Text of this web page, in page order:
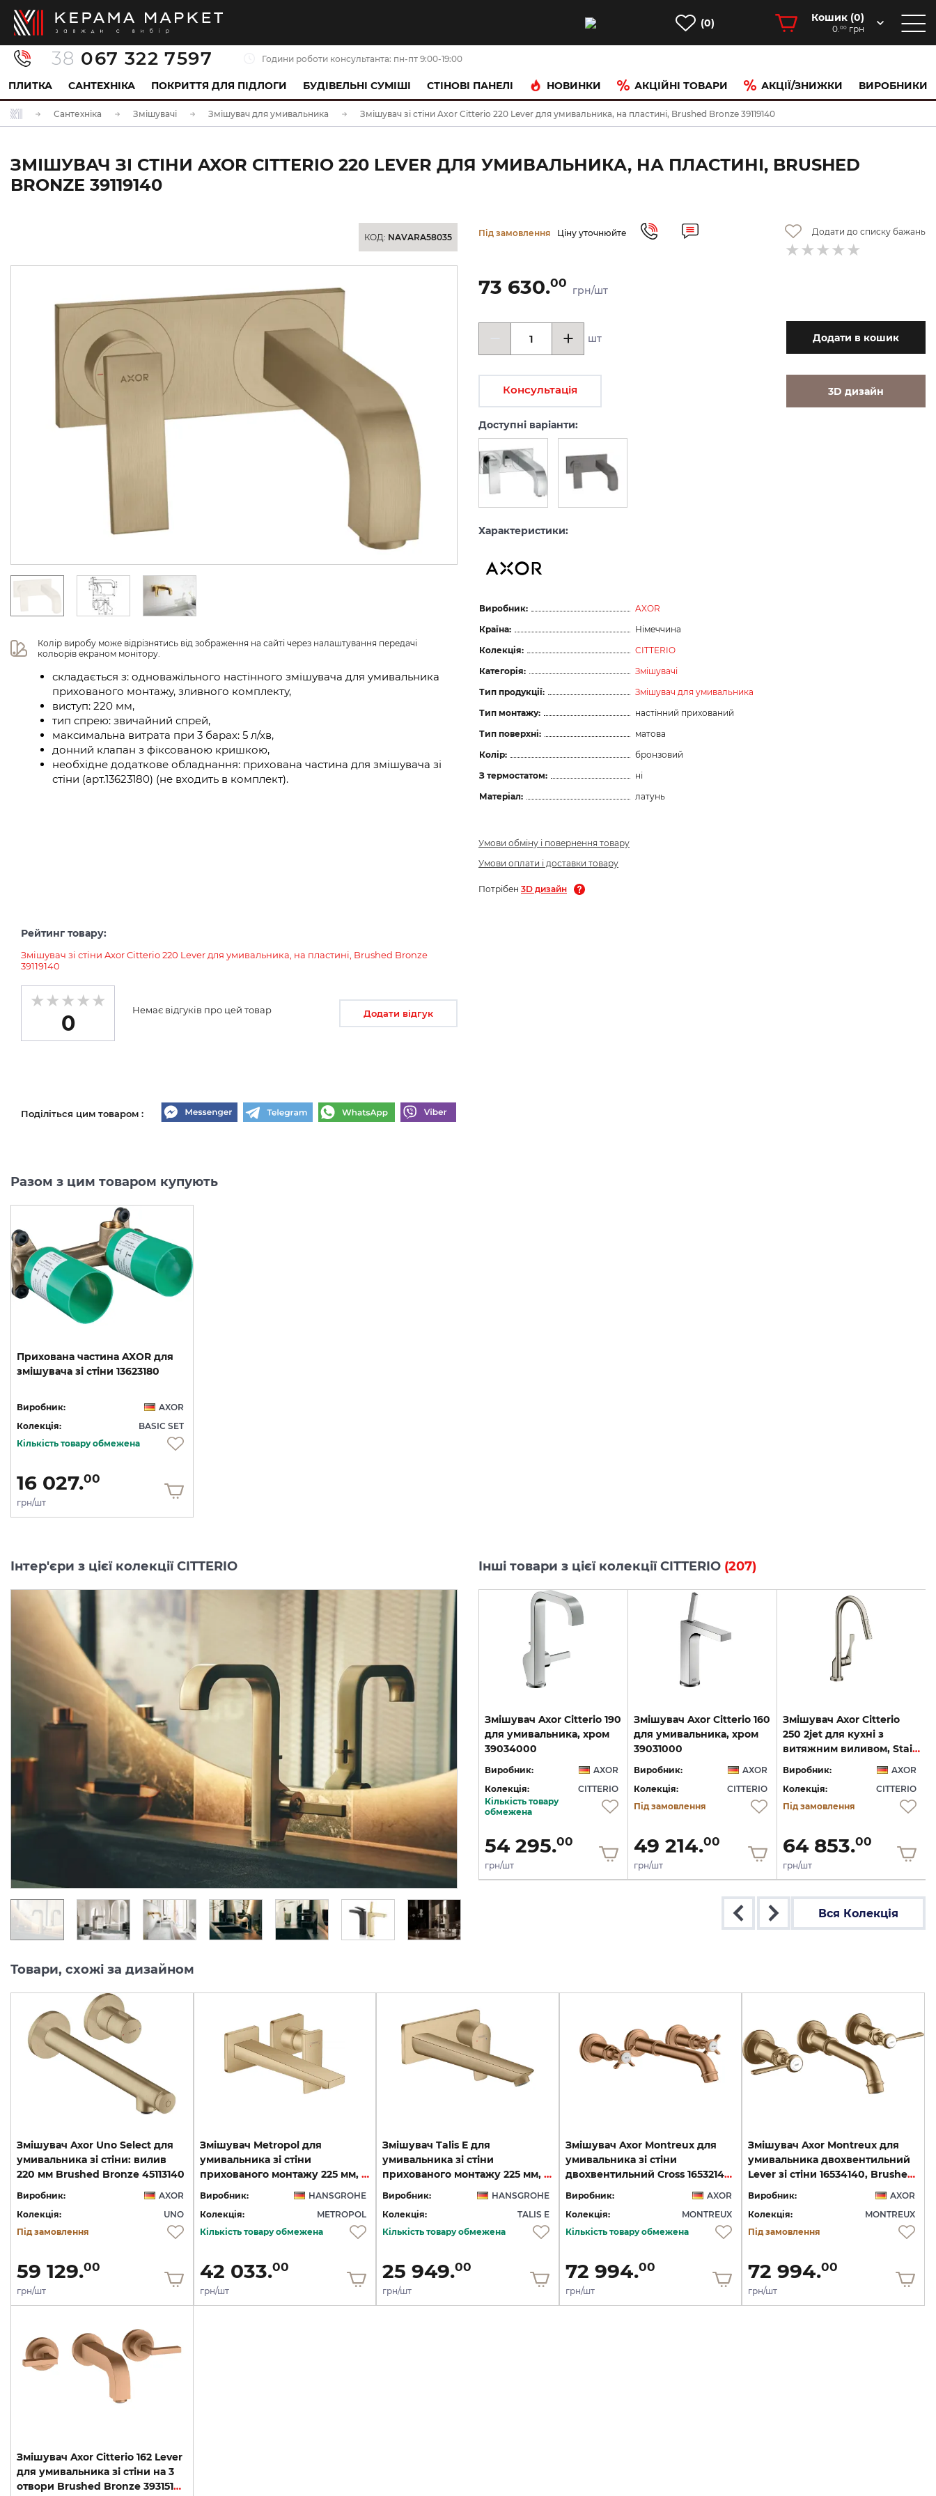
(0) Кошик (0)
0.00 грн
38 067 322 7597 Години роботи консультанта: пн-пт 9:00-19:00
ПЛИТКА САНТЕХНІКА ПОКРИТТЯ ДЛЯ ПІДЛОГИ БУДІВЕЛЬНІ СУМІШІ CТІНОВІ ПАНЕЛІ НОВИНКИ АКЦІЙНІ ТОВАРИ АКЦІЇ/ЗНИЖКИ ВИРОБНИКИ
Сантехніка Змішувачі Змішувач для умивальника Змішувач зі стіни Axor Citterio 220 Lever для умивальника, на пластині, Brushed Bronze 39119140
ЗМІШУВАЧ ЗІ СТІНИ AXOR CITTERIO 220 LEVER ДЛЯ УМИВАЛЬНИКА, НА ПЛАСТИНІ, BRUSHED
BRONZE 39119140
КОД: NAVARA58035
Колір виробу може відрізнятись від зображення на сайті через налаштування передачі
кольорів екраном монітору.
складається з: одноважільного настінного змішувача для умивальника
прихованого монтажу, зливного комплекту,
виступ: 220 мм,
тип спрею: звичайний спрей,
максимальна витрата при 3 барах: 5 л/хв,
донний клапан з фіксованою кришкою,
необхідне додаткове обладнання: прихована частина для змішувача зі
стіни (арт.13623180) (не входить в комплект).
Під замовлення Ціну уточнюйте Додати до списку бажань
73 630.00
грн/шт
шт Додати в кошик
Консультація 3D дизайн
Доступні варіанти:
Характеристики:
Виробник:
AXOR
Країна:
Німеччина
Колекція:
CITTERIO
Категорія:
Змішувачі
Тип продукції:
Змішувач для умивальника
Тип монтажу:
настінний прихований
Тип поверхні:
матова
Колір:
бронзовий
З термостатом:
ні
Матеріал:
латунь
Умови обміну і повернення товару
Умови оплати і доставки товару
Потрібен 3D дизайн
Рейтинг товару:
Змішувач зі стіни Axor Citterio 220 Lever для умивальника, на пластині, Brushed Bronze
39119140
0
Немає відгуків про цей товар Додати відгук
Поділіться цим товаром :
Разом з цим товаром купують
Прихована частина AXOR для
змішувача зі стіни 13623180
Виробник:
AXOR
Колекція:
BASIC SET
Кількість товару обмежена
16 027.00
грн/шт
Інтер'єри з цієї колекції CITTERIO Інші товари з цієї колекції CITTERIO (207)
Змішувач Axor Citterio 170
для умивальника на 3
отвори, Chrome 39133000
AXOR
Колекція:
CITTERIO
Під замовлення
00
Змішувач Axor Citterio 222
Lever для ванни врізний
зі стіни на 3 отвори, хром 39442000
Виробник:
AXOR
Колекція:
CITTERIO
Кількість товару
обмежена
94 936.00
виставковий взірець
optic 41733990
Виробник:
AXOR
Колекція:
CITTERIO
Під замовлення
9 724.
5 834.
грн/шт
Змішувач Axor Citterio 190
для умивальника, хром
39034000
Виробник:
AXOR
Колекція:
CITTERIO
Кількість товару
обмежена
54 295.00
грн/шт
Змішувач Axor Citterio 160
для умивальника, хром
39031000
Виробник:
AXOR
Колекція:
CITTERIO
Під замовлення
49 214.00
грн/шт
Змішувач Axor Citterio
250 2jet для кухні з
витяжним виливом, Stainless Steel (39835800)
Виробник:
AXOR
Колекція:
CITTERIO
Під замовлення
64 853.00
грн/шт
Вся Колекція
Товари, схожі за дизайном
Змішувач Axor Uno Select для
умивальника зі стіни: вилив
220 мм Brushed Bronze 45113140
Виробник:
AXOR
Колекція:
UNO
Під замовлення
59 129.00
грн/шт
Змішувач Metropol для
умивальника зі стіни
прихованого монтажу 225 мм, Brushed Bronze (32526140)
Виробник:
HANSGROHE
Колекція:
METROPOL
Кількість товару обмежена
42 033.00
грн/шт
Змішувач Talis E для
умивальника зі стіни
прихованого монтажу 225 мм, Brushed Bronze (71734140)
Виробник:
HANSGROHE
Колекція:
TALIS E
Кількість товару обмежена
25 949.00
грн/шт
Змішувач Axor Montreux для
умивальника зі стіни
двохвентильний Cross 16532140 Brushed Bronze
Виробник:
AXOR
Колекція:
MONTREUX
Кількість товару обмежена
72 994.00
грн/шт
Змішувач Axor Montreux для
умивальника двохвентильний
Lever зі стіни 16534140, Brushed Bronze
Виробник:
AXOR
Колекція:
MONTREUX
Під замовлення
72 994.00
грн/шт
Змішувач Axor Citterio 162 Lever
для умивальника зі стіни на 3
отвори Brushed Bronze 39315140